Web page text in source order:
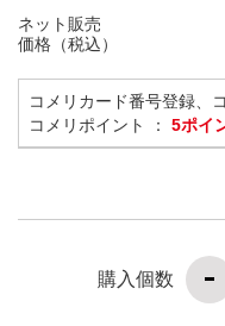
ネット販売
価格（税込）
コメリカード番号登録、
コメリポイント ： 5ポイ
購入個数